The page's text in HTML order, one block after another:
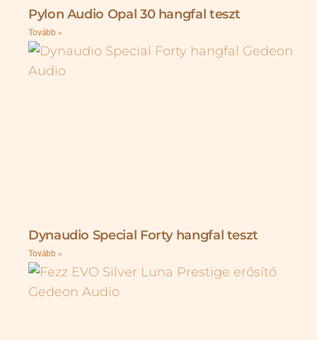
Pylon Audio Opal 30 hangfal teszt
Tovább »
Dynaudio Special Forty hangfal teszt
Tovább »